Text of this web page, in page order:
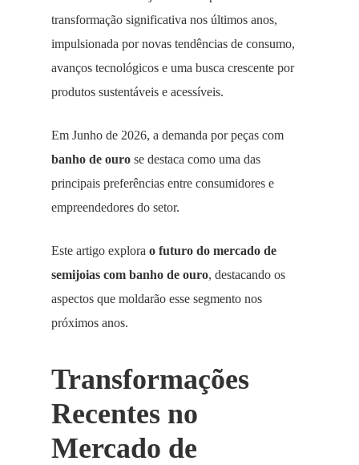
transformação significativa nos últimos anos,
impulsionada por novas tendências de consumo,
avanços tecnológicos e uma busca crescente por
produtos sustentáveis e acessíveis.
Em Junho de 2026, a demanda por peças com
banho de ouro se destaca como uma das
principais preferências entre consumidores e
empreendedores do setor.
Este artigo explora o futuro do mercado de
semijoias com banho de ouro, destacando os
aspectos que moldarão esse segmento nos
próximos anos.
Transformações
Recentes no
Mercado de